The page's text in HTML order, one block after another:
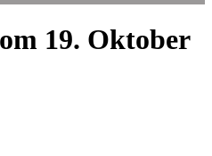
19. Oktober